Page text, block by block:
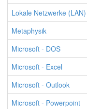
Lokale Netzwerke
Metaphysik
Microsoft - DOS
Microsoft - Excel
Microsoft - Outlook
Microsoft - Powerpoint